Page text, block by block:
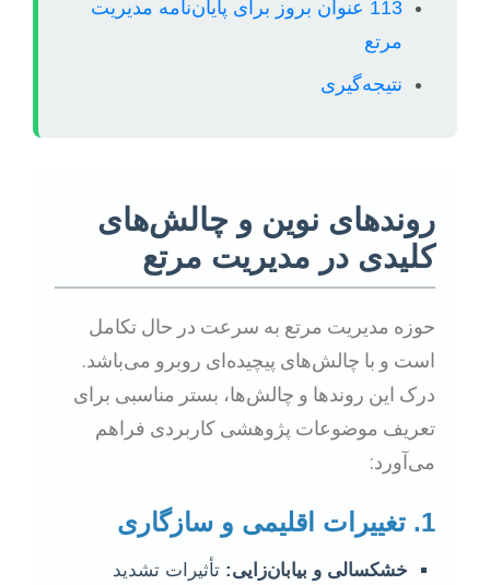
113 عنوان بروز برای پایان‌نامه مدیریت
مرتع
نتیجه‌گیری
روندهای نوین و چالش‌های
کلیدی در مدیریت مرتع
حوزه مدیریت مرتع به سرعت در حال تکامل
است و با چالش‌های پیچیده‌ای روبرو می‌باشد.
درک این روندها و چالش‌ها، بستر مناسبی برای
تعریف موضوعات پژوهشی کاربردی فراهم
می‌آورد:
1. تغییرات اقلیمی و سازگاری
خشکسالی و بیابان‌زایی: تأثیرات تشدید